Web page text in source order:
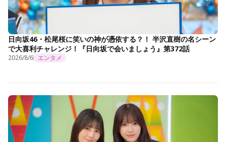
日向坂46・松尾桜に笑いの神が憑依する？！ 半沢直樹の名シーン
で大喜利チャレンジ！『日向坂で会いましょう』第372話
2026/8/6 エンタメ